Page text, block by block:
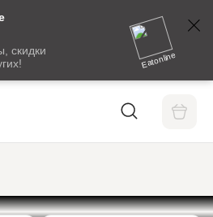
скидки
Eatonline